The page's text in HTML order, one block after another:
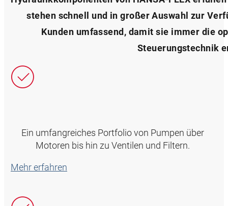
stehen schnell und in großer Auswahl zur
Kunden umfassend, damit sie immer die
Steuerungstechnik
Ein umfangreiches Portfolio von Pumpen über
Motoren bis hin zu Ventilen und Filtern.
Mehr erfahren